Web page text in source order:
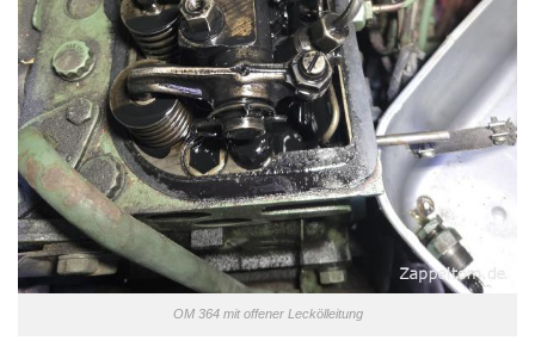
OM 364 mit offener Leckölleitung